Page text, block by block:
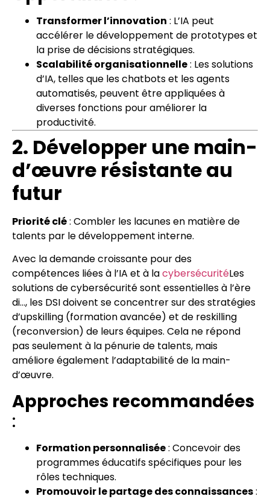
Transformer l’innovation : L’IA peut
accélérer le développement de prototypes et
la prise de décisions stratégiques.
Scalabilité organisationnelle: Les solutions
d’IA, telles que les chatbots et les agents
automatisés, peuvent être appliquées à
diverses fonctions pour améliorer la
productivité.
2. Développer une main-
d’œuvre résistante au
futur
Priorité clé: Combler les lacunes en matière de
talents par le développement interne.
Avec la demande croissante pour des
compétences liées à l’IA et à lacybersécuritéLes
solutions de cybersécurité sont essentielles à l’ère
di…, les DSI doivent se concentrer sur des stratégies
d’upskilling (formation avancée) et de reskilling
(reconversion) de leurs équipes. Cela ne répond
pas seulement à la pénurie de talents, mais
améliore également l’adaptabilité de la main-
d’œuvre.
Approches recommandées
:
Formation personnalisée: Concevoir des
programmes éducatifs spécifiques pour les
rôles techniques.
Promouvoir le partage des connaissances: